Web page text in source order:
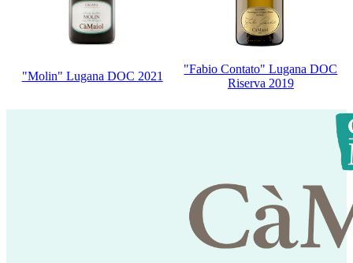
"Molin" Lugana DOC 2021
"Fabio Contato" Lugana DOC
Riserva 2019